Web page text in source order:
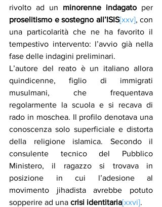
rivolto ad un minorenne indagato
proselitismo e sostegno all’ISIS[xxv], con
una particolarità che ne ha favorito il
tempestivo intervento: l’avvio già nella
fase delle indagini preliminari.
L’autore del reato è un italiano allora
quindicenne, figlio di immigrati
musulmani, che frequentava
regolarmente la scuola e si recava di
rado in moschea. Il profilo denotava una
conoscenza solo superficiale e distorta
della religione islamica. Secondo il
consulente tecnico del Pubblico
Ministero, il ragazzo si trovava in
posizione in cui l’adesione al
movimento jihadista avrebbe potuto
sopperire ad una crisi identitaria[xxvi].